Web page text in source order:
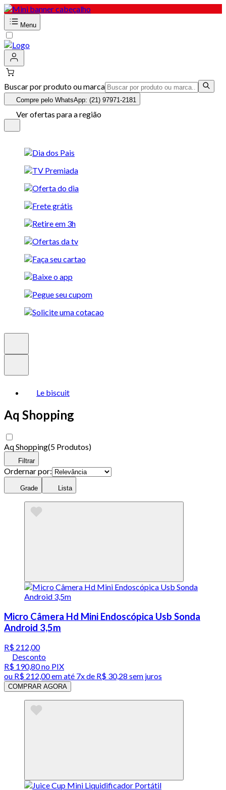
Menu
Buscar por produto ou marca
Compre pelo WhatsApp: (21) 97971-2181
Ver ofertas para a região
Le biscuit
Aq Shopping
Aq Shopping(5 Produtos)
Filtrar
Ordernar por:
Grade Lista
Micro Câmera Hd Mini Endoscópica Usb Sonda
Android 3,5m
R$ 212,00
Desconto
R$ 190,80no PIX
ou R$ 212,00em até 7x de R$ 30,28 sem juros
COMPRAR AGORA